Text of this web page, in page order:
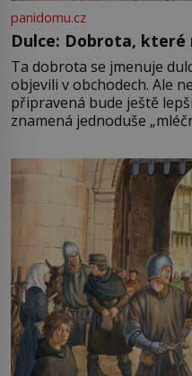
panidomu.cz
Dulce: Dobrota, které
Ta dobrota se jmenuje
objevili v obchodech. Ale
připravená bude ještě
znamená jednoduše
pře hned několik
Francie, kde se traduje,